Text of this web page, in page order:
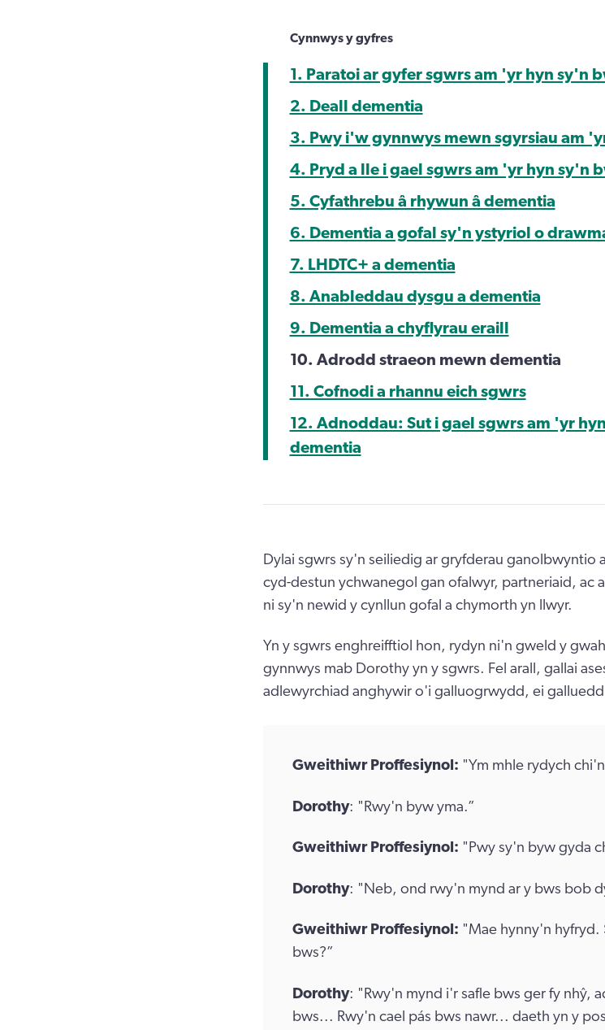
Cynnwys y gyfres
1. Paratoi ar gyfer sgwrs am 'yr hyn sy'n
2. Deall dementia
3. Pwy i'w gynnwys mewn sgyrsiau am
4. Pryd a lle i gael sgwrs am 'yr hyn sy'n
5. Cyfathrebu â rhywun â dementia
6. Dementia a gofal sy'n ystyriol o
7. LHDTC+ a dementia
8. Anableddau dysgu a dementia
9. Dementia a chyflyrau eraill
10. Adrodd straeon mewn dementia
11. Cofnodi a rhannu eich sgwrs
12. Adnoddau: Sut i gael sgwrs am 'yr
dementia
Dylai sgwrs sy'n seiliedig ar gryfderau ganolbwyntio
cyd-destun ychwanegol gan ofalwyr, partneriaid, ac
ni sy'n newid y cynllun gofal a chymorth yn llwyr.
Yn y sgwrs enghreifftiol hon, rydyn ni'n gweld y
gynnwys mab Dorothy yn y sgwrs. Fel arall, gallai
adlewyrchiad anghywir o'i galluogrwydd, ei
Gweithiwr Proffesiynol: "Ym mhle rydych
Dorothy: "Rwy'n byw yma.”
Gweithiwr Proffesiynol: "Pwy sy'n byw gyda
Dorothy: "Neb, ond rwy'n mynd ar y bws bob
Gweithiwr Proffesiynol: "Mae hynny'n hyfryd.
bws?”
Dorothy: "Rwy'n mynd i'r safle bws ger fy nhŷ,
bws... Rwy'n cael pás bws nawr... daeth yn y